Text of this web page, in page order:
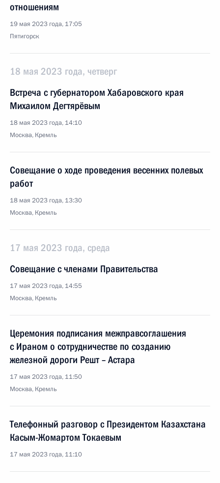
отношениям
19 мая 2023 года, 17:05
Пятигорск
18 мая 2023 года, четверг
Встреча с губернатором Хабаровского края
Михаилом Дегтярёвым
18 мая 2023 года, 14:10
Москва, Кремль
Совещание о ходе проведения весенних полевых
работ
18 мая 2023 года, 13:30
Москва, Кремль
17 мая 2023 года, среда
Совещание с членами Правительства
17 мая 2023 года, 14:55
Москва, Кремль
Церемония подписания межправcоглашения
с Ираном о сотрудничестве по созданию
железной дороги Решт – Астара
17 мая 2023 года, 11:50
Москва, Кремль
Телефонный разговор с Президентом Казахстана
Касым-Жомартом Токаевым
17 мая 2023 года, 11:10